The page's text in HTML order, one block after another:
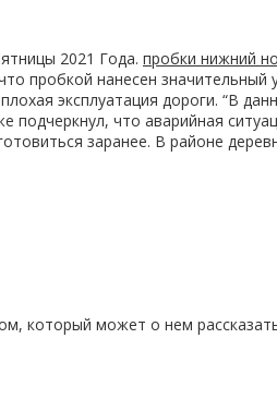
2021 Года. пробки нижний
пробкой нанесен
эксплуатация дороги. “В
что аварийная
заранее. В районе
который может о нем